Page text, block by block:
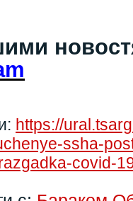
https://
ssha-
covid-